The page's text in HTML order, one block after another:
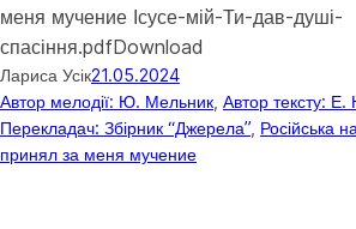
меня мучение Ісусе-мій-Ти-дав-душі-
спасіння.pdfDownload
Лариса Усік21.05.2024
Автор мелодії: Ю. Мельник Автор тексту:
Перекладач: Збірник “Джерела” Російська
принял за меня мучение